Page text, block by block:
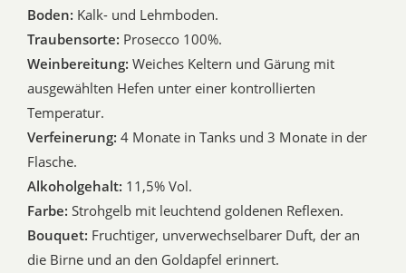
Boden: Kalk- und Lehmboden.
Traubensorte: Prosecco 100%.
Weinbereitung: Weiches Keltern und Gärung mit
ausgewählten Hefen unter einer kontrollierten
Temperatur.
Verfeinerung: 4 Monate in Tanks und 3 Monate in der
Flasche.
Alkoholgehalt: 11,5% Vol.
Farbe: Strohgelb mit leuchtend goldenen Reflexen.
Bouquet: Fruchtiger, unverwechselbarer Duft, der an
die Birne und an den Goldapfel erinnert.